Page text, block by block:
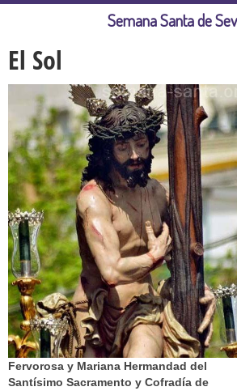
El Sol
Fervorosa y Mariana Hermandad del
Santísimo Sacramento y Cofradía de
Semana Santa de